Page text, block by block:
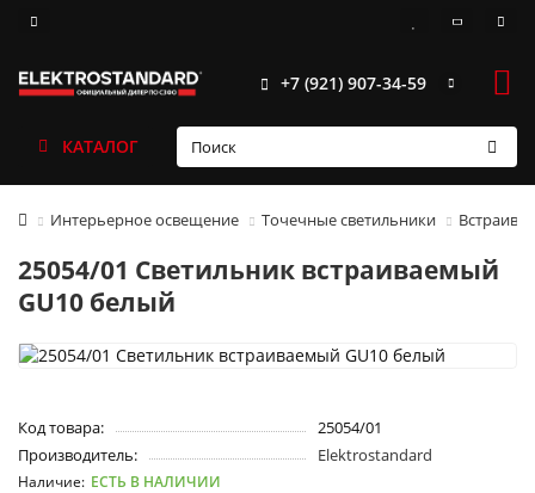
+7 (921) 907-34-59
КАТАЛОГ
Интерьерное освещение Точечные светильники
25054/01 Светильник встраиваемый
GU10 белый
Код товара:
25054/01
Производитель:
Elektrostandard
ЕСТЬ В НАЛИЧИИ